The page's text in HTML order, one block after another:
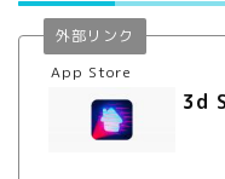
App Store
外部リンク
‎3d